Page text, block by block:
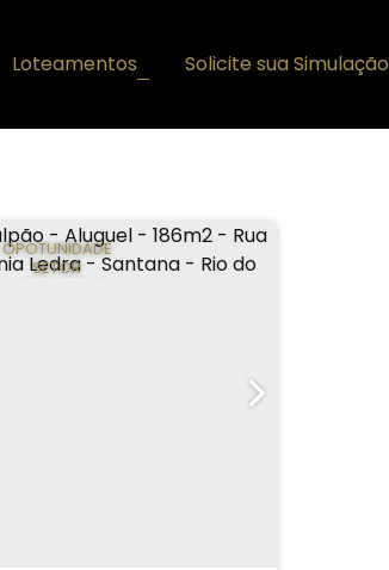
Solicite sua Simulação
Loteamentos
OPOTUNIDADE
SETOR